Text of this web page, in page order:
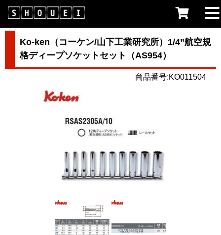
Ko-ken（コーケン/山下工業研究所）1/4”航空規
格ディープソケットセット（AS954）
商品番号:KO011504